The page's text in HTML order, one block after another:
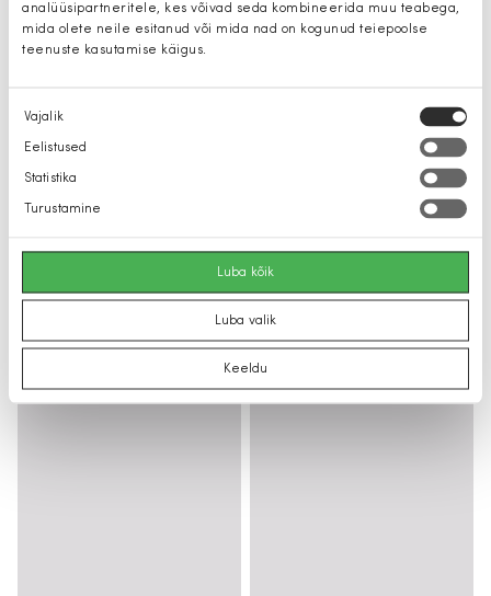
analüüsipartneritele, kes võivad seda kombineerida muu teabega,
mida olete neile esitanud või mida nad on kogunud teiepoolse
teenuste kasutamise käigus.
Nõusoleku
valik
Vajalik
Eelistused
Statistika
Turustamine
Luba kõik
Luba valik
Keeldu